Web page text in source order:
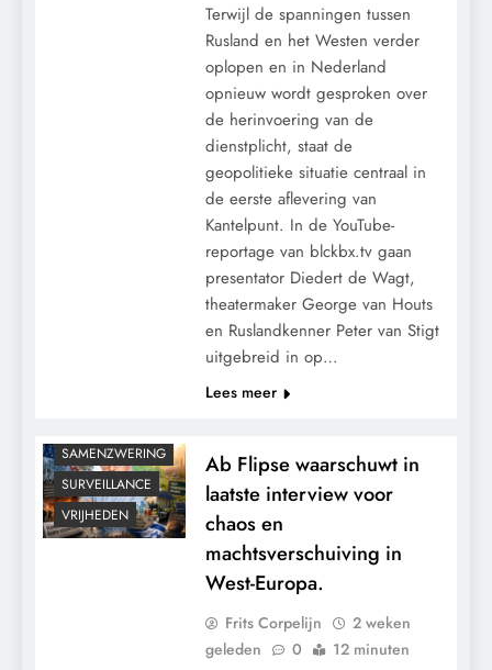
Terwijl de spanningen tussen
Rusland en het Westen verder
oplopen en in Nederland
opnieuw wordt gesproken over
de herinvoering van de
dienstplicht, staat de
geopolitieke situatie centraal in
de eerste aflevering van
Kantelpunt. In de YouTube-
reportage van blckbx.tv gaan
presentator Diedert de Wagt,
theatermaker George van Houts
en Ruslandkenner Peter van Stigt
uitgebreid in op…
Lees meer
SAMENZWERING
SURVEILLANCE
VRIJHEDEN
Ab Flipse waarschuwt in
laatste interview voor
chaos en
machtsverschuiving in
West-Europa.
Frits Corpelijn
2 weken
geleden
0 12 minuten